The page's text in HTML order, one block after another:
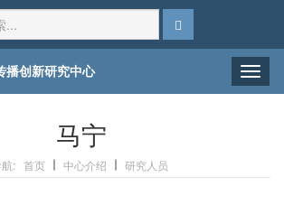
播创新研究中心
Toggle
马宁
: 首页 中心介绍 研究人员